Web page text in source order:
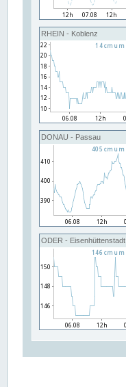
RHEIN - Koblenz
DONAU - Passau
ODER - Eisenhüttenstadt